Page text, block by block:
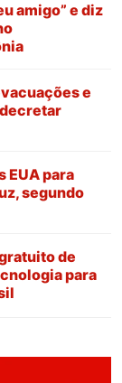
amigo” e diz
e
EUA para
segundo
de
para